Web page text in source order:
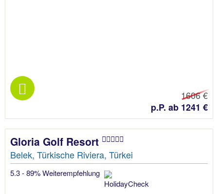
1606 €
p.P. ab 1241 €
Gloria Golf Resort
Belek, Türkische Riviera, Türkei
5.3 - 89% Weiterempfehlung